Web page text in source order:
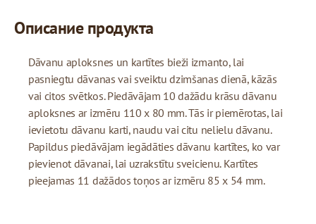
Описание продукта
Dāvanu aploksnes un kartītes bieži izmanto, lai
pasniegtu dāvanas vai sveiktu dzimšanas dienā, kāzās
vai citos svētkos. Piedāvājam 10 dažādu krāsu dāvanu
aploksnes ar izmēru 110 x 80 mm. Tās ir piemērotas, lai
ievietotu dāvanu karti, naudu vai citu nelielu dāvanu.
Papildus piedāvājam iegādāties dāvanu kartītes, ko var
pievienot dāvanai, lai uzrakstītu sveicienu. Kartītes
pieejamas 11 dažādos toņos ar izmēru 85 x 54 mm.